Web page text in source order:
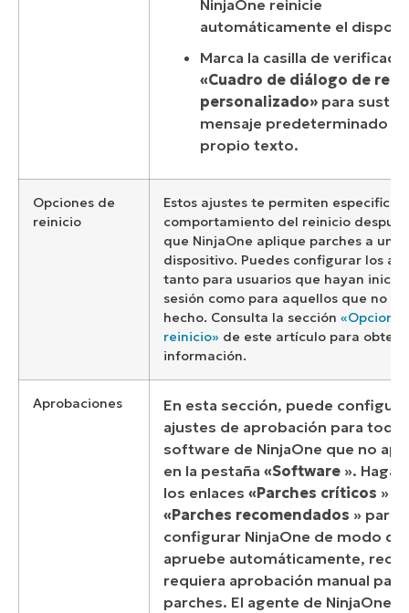
NinjaOne reinicie
automáticamente el
Marca la casilla de
«Cuadro de diálogo de
personalizado» para
mensaje predeterminado
propio texto.
Opciones de
reinicio
Estos ajustes te permiten especificar
comportamiento del reinicio
que NinjaOne aplique parches a un
dispositivo. Puedes configurar los
tanto para usuarios que hayan
sesión como para aquellos que no lo
hecho. Consulta la sección
reinicio» de este artículo para
información.
Aprobaciones
En esta sección, puede
ajustes de aprobación para todo
software de NinjaOne que no
en la pestaña «Software ». Haga
los enlaces «Parches críticos » y
«Parches recomendados » para
configurar NinjaOne de modo
apruebe automáticamente,
requiera aprobación manual
parches. El agente de NinjaOne